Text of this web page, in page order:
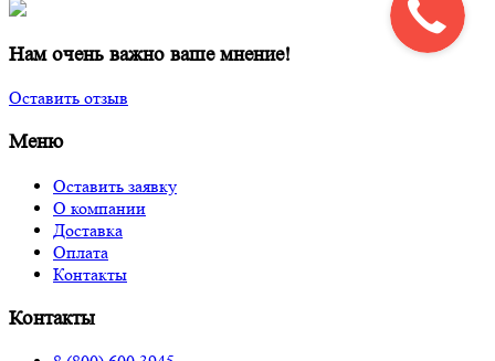
Нам очень важно ваше мнение!
Оставить отзыв
Меню
Оставить заявку
О компании
Доставка
Оплата
Контакты
Контакты